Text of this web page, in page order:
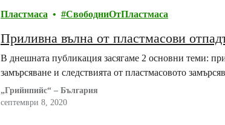
Пластмаса СвободниОтПластмаса
Приливна вълна от пластмасови
В днешната публикация засягаме 2 основни теми:
замърсяване и следствията от пластмасовото
„Грийнпийс“ – България
септември 8, 2020